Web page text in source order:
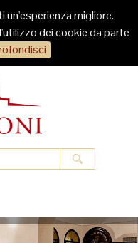
migliore.
dei cookie da parte